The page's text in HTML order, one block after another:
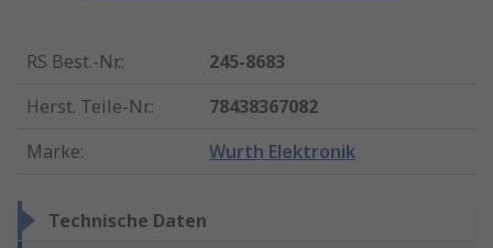
RS Best.-Nr.:
245-8683
Herst. Teile-Nr.:
78438367082
Marke: Wurth Elektronik
Technische Daten